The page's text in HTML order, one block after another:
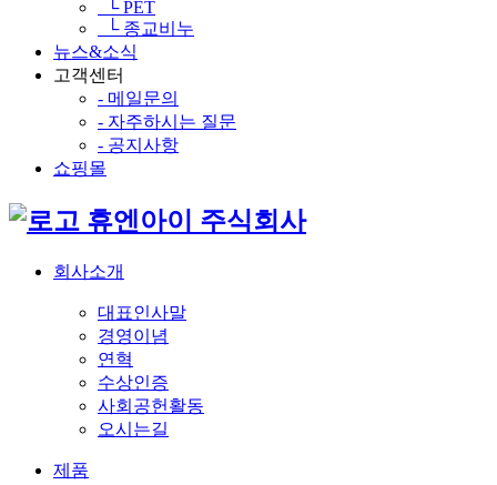
└ PET
└ 종교비누
뉴스&소식
고객센터
- 메일문의
- 자주하시는 질문
- 공지사항
쇼핑몰
휴엔아이 주식회사
회사소개
대표인사말
경영이념
연혁
수상인증
사회공헌활동
오시는길
제품